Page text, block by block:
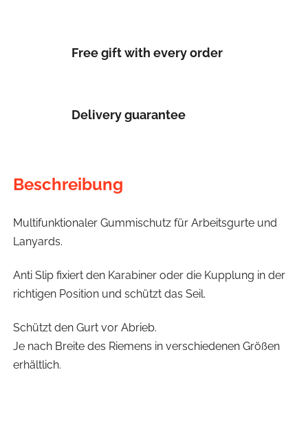
Free gift with every order
Delivery guarantee
Beschreibung
Multifunktionaler Gummischutz für Arbeitsgurte und
Lanyards.
Anti Slip fixiert den Karabiner oder die Kupplung in der
richtigen Position und schützt das Seil.
Schützt den Gurt vor Abrieb.
Je nach Breite des Riemens in verschiedenen Größen
erhältlich.